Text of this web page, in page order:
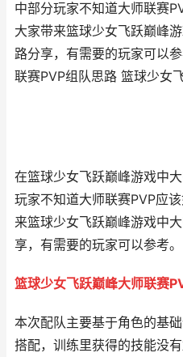
中部分玩家不知道大师联赛
大家带来篮球少女飞跃巅峰
路分享，有需要的玩家可以
联赛PVP组队思路 篮球少女
在篮球少女飞跃巅峰游戏中
玩家不知道大师联赛PVP应
来篮球少女飞跃巅峰游戏中
享，有需要的玩家可以参考。
篮球少女飞跃巅峰大师联赛
本次配队主要基于角色的基
搭配，训练里获得的技能没